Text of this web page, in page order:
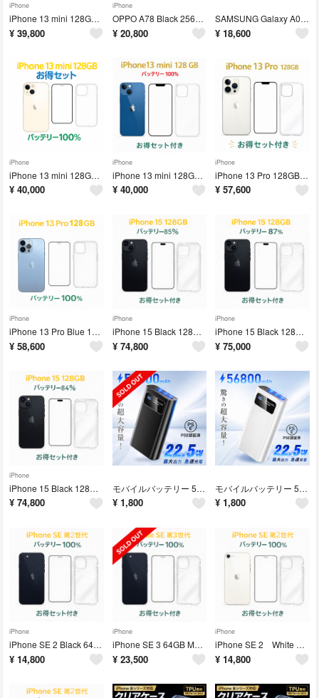
iPhone
iPhone 13 mini 128GB MLJC3J/A - 1054
¥ 39,800
iPhone
OPPO A78 Black 256GB 新品未使用 グローバル版 SIMフリー
¥ 20,800
SAMSUNG Galaxy A07 Black 128GB 新品未開封
¥ 18,600
iPhone
iPhone 13 mini 128GB MLJF3J/A - 4347
¥ 40,000
iPhone
iPhone 13 mini 128GB MLJH3J/A - 1729
¥ 40,000
iPhone
iPhone 13 Pro 128GB MLUF3J/A - 6978
¥ 57,600
iPhone
iPhone 13 Pro Blue 128GB MLUK3J/A- 6824
¥ 58,600
iPhone
iPhone 15 Black 128GB MTMH3J/A - 2106
¥ 74,800
iPhone
iPhone 15 Black 128GB MTMH3J/A - 4794
¥ 75,000
iPhone
iPhone 15 Black 128GB MTMH3J/A - 9574
¥ 74,800
モバイルバッテリー 56800mAh PSE認証 ブラック 新品
¥ 1,800
モバイルバッテリー 56800mAh PSE認証 ホワイト 新品
¥ 1,800
iPhone
iPhone SE 2 Black 64GB MHGP3J/A - 3828
¥ 14,800
iPhone
iPhone SE 3 64GB MMYC3J/A - 0994
¥ 23,500
iPhone
iPhone SE 2 White 64GB バッテリー 100% - 8416
¥ 14,800